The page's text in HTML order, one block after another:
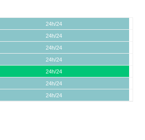
24h/24
24h/24
24h/24
24h/24
24h/24
24h/24
24h/24